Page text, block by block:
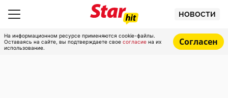
НОВОСТИ
На информационном ресурсе применяются cookie-файлы.
Оставаясь на сайте, вы подтверждаете свое согласие на их
использование.
Согласен